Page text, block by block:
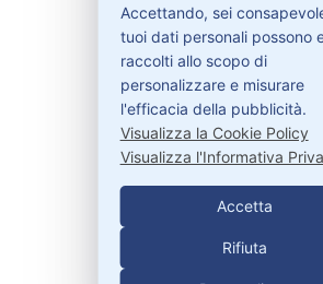
Bisogno di
Contattaci
Accettando, sei
tuoi dati personali possono
raccolti allo scopo di
personalizzare e misurare
l'efficacia della pubblicità.
Visualizza la Cookie Policy
Visualizza l'Informativa
Accetta
Rifiuta